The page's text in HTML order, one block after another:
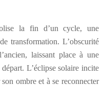
la fin d’un cycle, une
transformation. L’obscurité
laissant place à une
L’éclipse solaire incite
ombre et à se reconnecter